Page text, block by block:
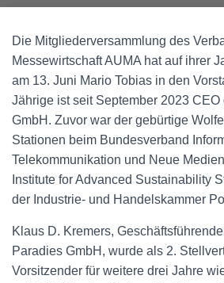
Die Mitgliederversammlung des
Messewirtschaft AUMA hat auf ihrer
am 13. Juni Mario Tobias in den
Jährige ist seit September 2023
GmbH. Zuvor war der gebürtige
Stationen beim Bundesverband
Telekommunikation und Neue
Institute for Advanced Sustainability
der Industrie- und Handelskammer
Klaus D. Kremers,
Paradies GmbH, wurde als 2.
Vorsitzender für weitere drei Jahre